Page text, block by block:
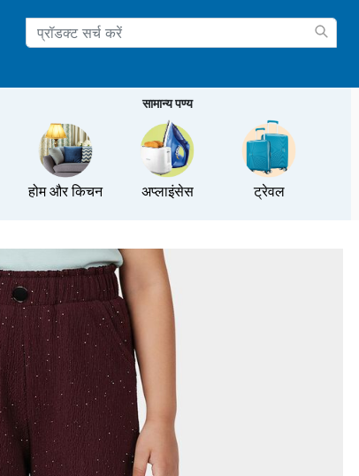
सामान्य पण्य
होम और किचन अप्लाइंसेस ट्रेवल